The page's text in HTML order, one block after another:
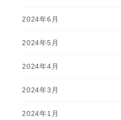
2024年6月
2024年5月
2024年4月
2024年3月
2024年1月